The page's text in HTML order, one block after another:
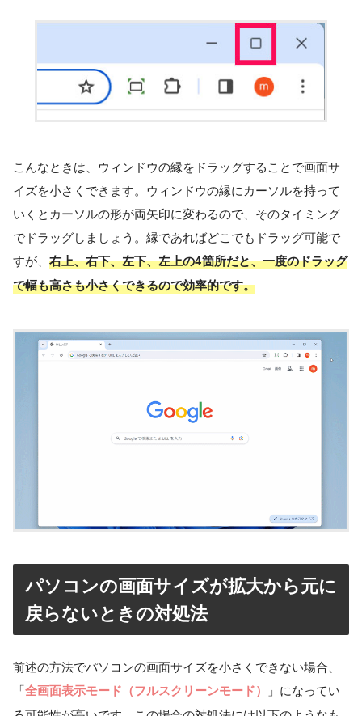
こんなときは、ウィンドウの縁をドラッグすることで画面サ
イズを小さくできます。ウィンドウの縁にカーソルを持って
いくとカーソルの形が両矢印に変わるので、そのタイミング
でドラッグしましょう。縁であればどこでもドラッグ可能で
すが、 右上、右下、左下、左上の4箇所だと、一度のドラッグ
で幅も高さも小さくできるので効率的です。
パソコンの画面サイズが拡大から元に
戻らないときの対処法
前述の方法でパソコンの画面サイズを小さくできない場合、
「全画面表示モード（フルスクリーンモード）
」になってい